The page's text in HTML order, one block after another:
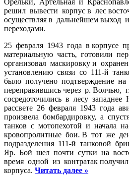
решил вывести корпус в лес
осуществляя в дальнейшем выход
переходами.
25 февраля 1943 года в корпусе
материальную часть, готовили
организовал маскировку и
установлению связи со 111-й
было получено подтверждение на
переправившись через р. Волчью,
сосредоточились в лесу
рассвете 26 февраля 1943 года
произвела бомбардировку, а
танков с мотопехотой и начала
кровопролитные бои. В тот же
подразделения 111-й танковой
Яр. Бой шел почти сутки на
время одной из контратак
корпуса. Читать далее »